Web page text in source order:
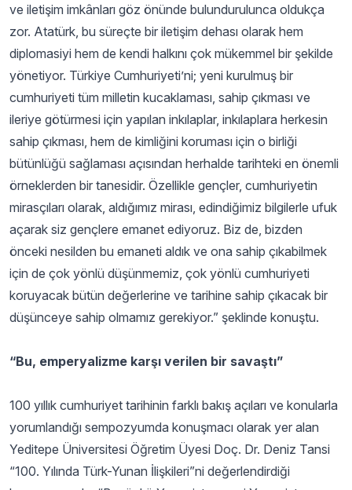
ve iletişim imkânları göz önünde bulundurulunca oldukça
zor. Atatürk, bu süreçte bir iletişim dehası olarak hem
diplomasiyi hem de kendi halkını çok mükemmel bir şekilde
yönetiyor. Türkiye Cumhuriyeti’ni; yeni kurulmuş bir
cumhuriyeti tüm milletin kucaklaması, sahip çıkması ve
ileriye götürmesi için yapılan inkılaplar, inkılaplara herkesin
sahip çıkması, hem de kimliğini koruması için o birliği
bütünlüğü sağlaması açısından herhalde tarihteki en önemli
örneklerden bir tanesidir. Özellikle gençler, cumhuriyetin
mirasçıları olarak, aldığımız mirası, edindiğimiz bilgilerle ufuk
açarak siz gençlere emanet ediyoruz. Biz de, bizden
önceki nesilden bu emaneti aldık ve ona sahip çıkabilmek
için de çok yönlü düşünmemiz, çok yönlü cumhuriyeti
koruyacak bütün değerlerine ve tarihine sahip çıkacak bir
düşünceye sahip olmamız gerekiyor.” şeklinde konuştu.
“Bu, emperyalizme karşı verilen bir savaştı”
100 yıllık cumhuriyet tarihinin farklı bakış açıları ve konularla
yorumlandığı sempozyumda konuşmacı olarak yer alan
Yeditepe Üniversitesi Öğretim Üyesi Doç. Dr. Deniz Tansi
“100. Yılında Türk-Yunan İlişkileri”ni değerlendirdiği